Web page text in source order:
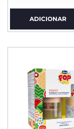
ADICIONAR